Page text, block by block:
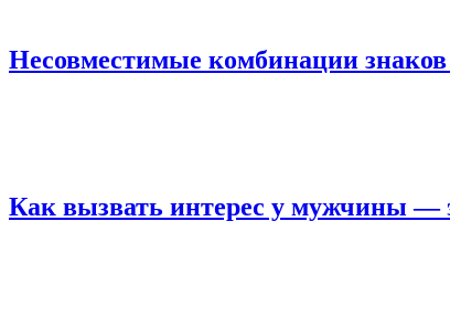
Несовместимые комбинации
Как вызвать интерес у мужчины —